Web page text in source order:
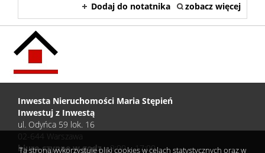
Dodaj do notatnika zobacz więcej
Inwesta Nieruchomości Maria Stępień
Inwestuj z Inwestą
ul. Odyńca 59 lok. 16
02-644 Warszawa
biuro czynne w godz.: 9:00 – 17:00
Ta strona wykorzystuje pliki cookies w celach statystycznych oraz w